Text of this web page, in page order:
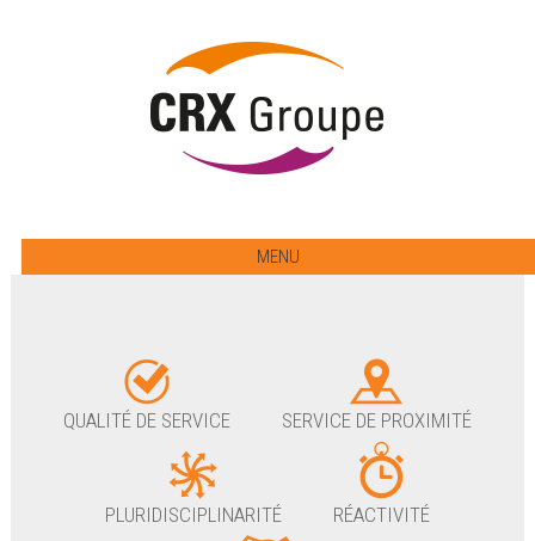
MENU
QUALITÉ DE SERVICE SERVICE DE PROXIMITÉ
PLURIDISCIPLINARITÉ RÉACTIVITÉ